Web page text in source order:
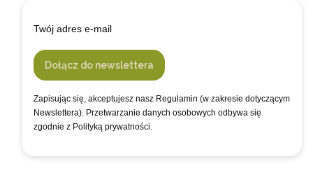
Twój adres e-mail
Dołącz do newslettera
Zapisując się, akceptujesz nasz Regulamin (w zakresie dotyczącym
Newslettera). Przetwarzanie danych osobowych odbywa się
zgodnie z Polityką prywatności.